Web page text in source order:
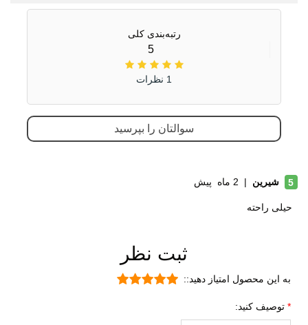
جنس زیره
ای وی ای (EVA)
لاستیک
انعطاف پذیر
مقاوم در برابر سایش
قابلیت ارتجاعی
تخصصی
قابلیت تطبیق با فرم پا
بند کشی
راهنمای قالب
رتبه‌بندی کلی
5
1 نظرات
سوالتان را بپرسید
5 شیرین | 2 ماه پیش
حیلی راحته
ثبت نظر
به این محصول امتیاز دهید::
توصیف کنید: